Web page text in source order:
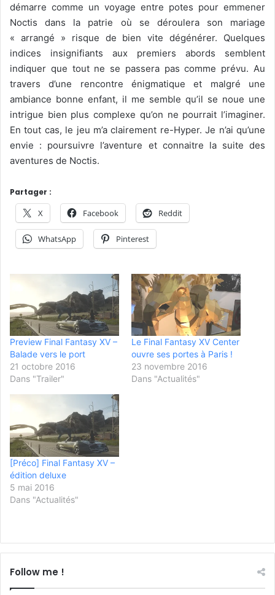
démarre comme un voyage entre potes pour emmener
Noctis dans la patrie où se déroulera son mariage
« arrangé » risque de bien vite dégénérer. Quelques
indices insignifiants aux premiers abords semblent
indiquer que tout ne se passera pas comme prévu. Au
travers d’une rencontre énigmatique et malgré une
ambiance bonne enfant, il me semble qu’il se noue une
intrigue bien plus complexe qu’on ne pourrait l’imaginer.
En tout cas, le jeu m’a clairement re-Hyper. Je n’ai qu’une
envie : poursuivre l’aventure et connaitre la suite des
aventures de Noctis.
Partager :
X Facebook Reddit
WhatsApp Pinterest
Preview Final Fantasy XV –
Balade vers le port
21 octobre 2016
Dans "Trailer"
Le Final Fantasy XV Center
ouvre ses portes à Paris !
23 novembre 2016
Dans "Actualités"
[Préco] Final Fantasy XV –
édition deluxe
5 mai 2016
Dans "Actualités"
Follow me !